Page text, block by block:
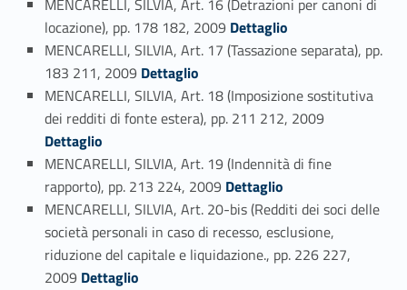
MENCARELLI, SILVIA, Art. 16 (Detrazioni per canoni di
locazione), pp. 178 182, 2009 Link identifier #identifier_person_146587-71
Dettaglio
MENCARELLI, SILVIA, Art. 17 (Tassazione separata), pp.
183 211, 2009 Link identifier #identifier_person_24979-72
Dettaglio
MENCARELLI, SILVIA, Art. 18 (Imposizione sostitutiva
dei redditi di fonte estera), pp. 211 212, 2009
Dettaglio
MENCARELLI, SILVIA, Art. 19 (Indennità di fine
rapporto), pp. 213 224, 2009 Link identifier #identifier_person_51374-74
Dettaglio
MENCARELLI, SILVIA, Art. 20-bis (Redditi dei soci delle
società personali in caso di recesso, esclusione,
riduzione del capitale e liquidazione., pp. 226 227,
2009 Link identifier #identifier_person_27676-75
Dettaglio